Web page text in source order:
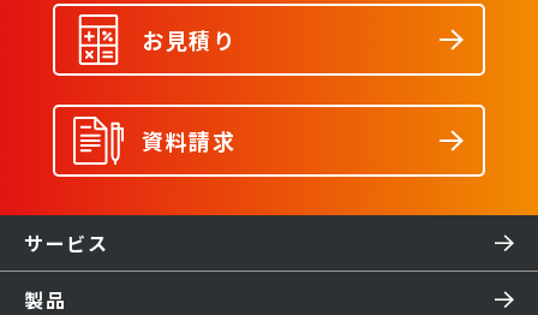
お見積り
資料請求
サービス
製品